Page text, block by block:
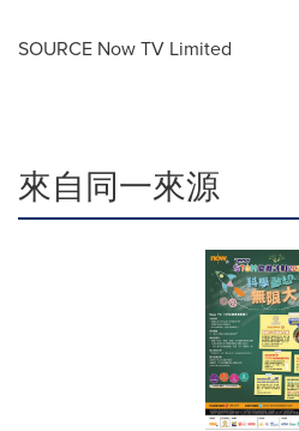
SOURCE Now TV Limited
來自同一來源